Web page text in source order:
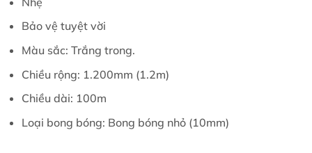
Bảo vệ tuyệt vời
Màu sắc: Trắng trong.
Chiều rộng: 1.200mm (1.2m)
Chiều dài: 100m
Loại bong bóng: Bong bóng nhỏ (10mm)